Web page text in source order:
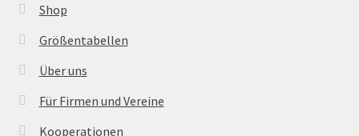
Shop
Größentabellen
Über uns
Für Firmen und Vereine
Kooperationen